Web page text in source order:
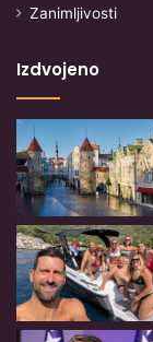
Zanimljivosti
Izdvojeno